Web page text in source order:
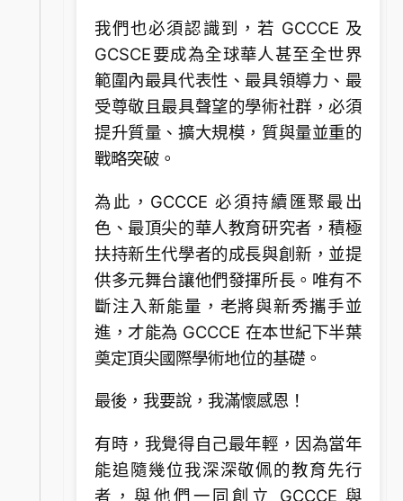
我們也必須認識到，若 GCCCE 及
GCSCE要成為全球華人甚至全世界
範圍內最具代表性、最具領導力、最
受尊敬且最具聲望的學術社群，必須
提升質量、擴大規模，質與量並重的
戰略突破。
為此，GCCCE 必須持續匯聚最出
色、最頂尖的華人教育研究者，積極
扶持新生代學者的成長與創新，並提
供多元舞台讓他們發揮所長。唯有不
斷注入新能量，老將與新秀攜手並
進，才能為 GCCCE 在本世紀下半葉
奠定頂尖國際學術地位的基礎。
最後，我要說，我滿懷感恩！
有時，我覺得自己最年輕，因為當年
能追隨幾位我深深敬佩的教育先行
者，與他們一同創立 GCCCE 與